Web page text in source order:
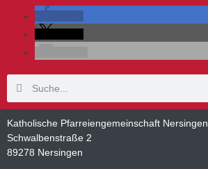
Katholische Pfarreiengemeinschaft Nersingen
Schwalbenstraße 2
89278 Nersingen